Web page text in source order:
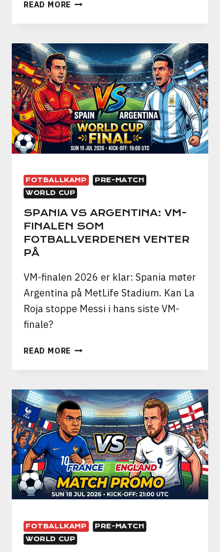
READ MORE
ENGLAND:
PÅ
SPILL
I
KAMPEN
INGEN
VILLE
SPILLE
FOTBALLKAMP
PRE-MATCH
WORLD CUP
SPANIA VS ARGENTINA: VM-
FINALEN SOM
FOTBALLVERDENEN VENTER
PÅ
VM-finalen 2026 er klar: Spania møter
Argentina på MetLife Stadium. Kan La
Roja stoppe Messi i hans siste VM-
finale?
READ MORE SPANIA
ARGENTINA:
FINALEN
SOM
FOTBALLVERDENEN
VENTER
PÅ
FOTBALLKAMP
PRE-MATCH
WORLD CUP